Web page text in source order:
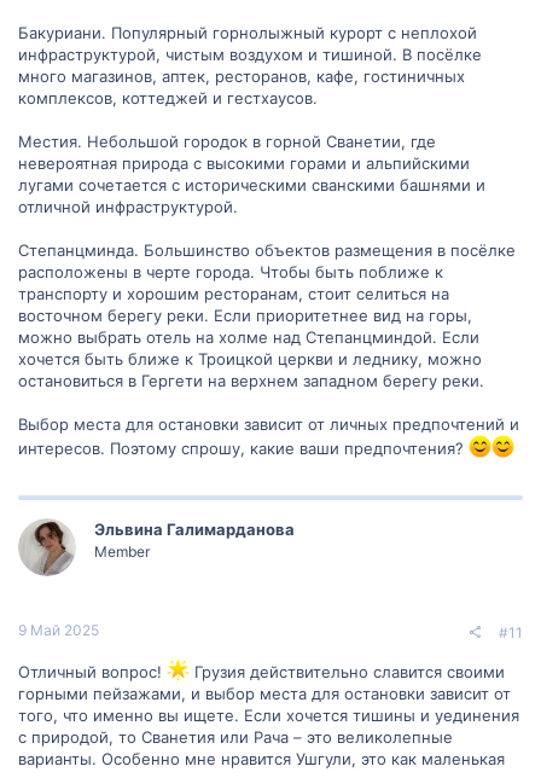
Бакуриани. Популярный горнолыжный курорт с неплохой
инфраструктурой, чистым воздухом и тишиной. В посёлке
много магазинов, аптек, ресторанов, кафе, гостиничных
комплексов, коттеджей и гестхаусов.
Местия. Небольшой городок в горной Сванетии, где
невероятная природа с высокими горами и альпийскими
лугами сочетается с историческими сванскими башнями и
отличной инфраструктурой.
Степанцминда. Большинство объектов размещения в посёлке
расположены в черте города. Чтобы быть поближе к
транспорту и хорошим ресторанам, стоит селиться на
восточном берегу реки. Если приоритетнее вид на горы,
можно выбрать отель на холме над Степанцминдой. Если
хочется быть ближе к Троицкой церкви и леднику, можно
остановиться в Гергети на верхнем западном берегу реки.
Выбор места для остановки зависит от личных предпочтений и
интересов. Поэтому спрошу, какие ваши предпочтения?
Эльвина Галимарданова
Member
9 Май 2025 #11
Отличный вопрос!
Грузия действительно славится своими
горными пейзажами, и выбор места для остановки зависит от
того, что именно вы ищете. Если хочется тишины и уединения
с природой, то Сванетия или Рача – это великолепные
варианты. Особенно мне нравится Ушгули, это как маленькая